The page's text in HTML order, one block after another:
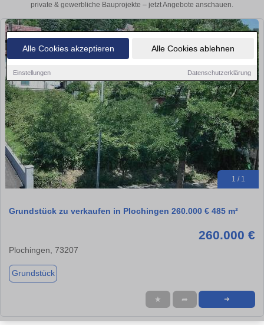
Alle Cookies akzeptieren Alle Cookies ablehnen
Einstellungen Datenschutzerklärung
private & gewerbliche Bauprojekte – jetzt Angebote anschauen.
1 / 1
Grundstück zu verkaufen in Plochingen 260.000 € 485 m²
260.000 €
Plochingen, 73207
Grundstück
★ ➦ ➜